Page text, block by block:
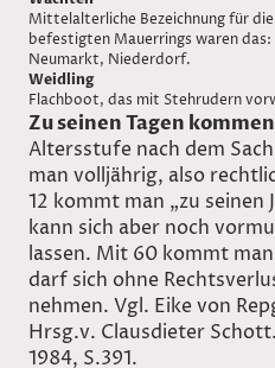
Mittelalterliche Bezeichnung für
befestigten Mauerrings waren
Neumarkt, Niederdorf.
Weidling
Flachboot, das mit Stehrudern
Zu seinen Tagen kommen
Altersstufe nach dem
man volljährig, also
12 kommt man „zu seinen
kann sich aber noch
lassen. Mit 60 kommt man
darf sich ohne
nehmen. Vgl. Eike von
Hrsg.v. Clausdieter
1984, S.391.